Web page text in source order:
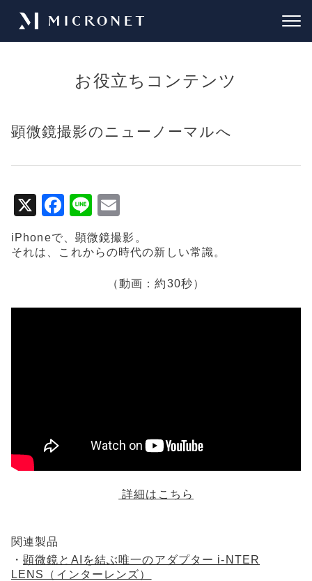
お役立ちコンテンツ
顕微鏡撮影のニューノーマルへ
X
F
a
c
Li
n
e
m
ai
l
iPhoneで、顕微鏡撮影。
それは、これからの時代の新しい常識。
（動画：約30秒）
詳細はこちら
関連製品
・顕微鏡とAIを結ぶ唯一のアダプター i-NTER
LENS（インターレンズ）